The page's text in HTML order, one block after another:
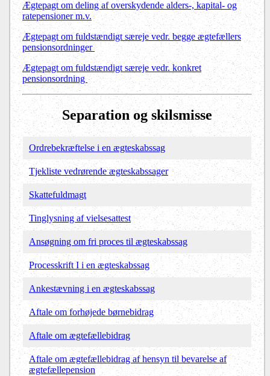
Ægtepagt om deling af overskydende alders-, kapital- og
ratepensioner m.v.
Ægtepagt om fuldstændigt særeje vedr. begge ægtefællers
pensionsordninger
Ægtepagt om fuldstændigt særeje vedr. konkret
pensionsordning
Separation og skilsmisse
Ordrebekræftelse i en ægteskabssag
Tjekliste vedrørende ægteskabssager
Skattefuldmagt
Tinglysning af vielsesattest
Ansøgning om fri proces til ægteskabssag
Processkrift I i en ægteskabssag
Ankestævning i en ægteskabssag
Aftale om forhøjede børnebidrag
Aftale om ægtefællebidrag
Aftale om ægtefællebidrag af hensyn til bevarelse af
ægtefællepension